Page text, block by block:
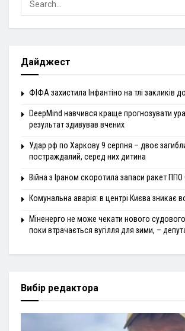
Дайджест
ФІФА захистила Інфантіно на тлі закликів
DeepMind навчився краще прогнозувати
результат здивував вчених
Удар рф по Харкову 9 серпня – двоє
постраждалий, серед них дитина
Війна з Іраном скоротила запаси ракет
Комунальна аварія: в центрі Києва зникає
Міненерго не може чекати нового
поки втрачається вугілля для зими, –
Вибір редактора